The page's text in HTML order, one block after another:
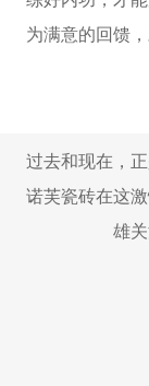
为满意的回馈
过去和现在，
诺芙瓷砖在这
雄